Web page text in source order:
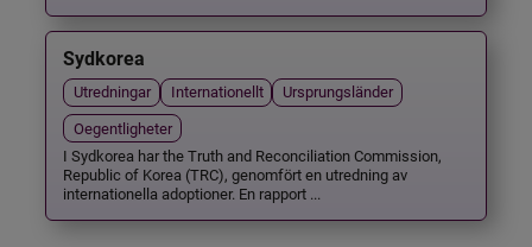
Sydkorea
Utredningar Internationellt
Ursprungsländer
Oegentligheter
I Sydkorea har the Truth and Reconciliation Commission,
Republic of Korea (TRC), genomfört en utredning av
internationella adoptioner. En rapport ...